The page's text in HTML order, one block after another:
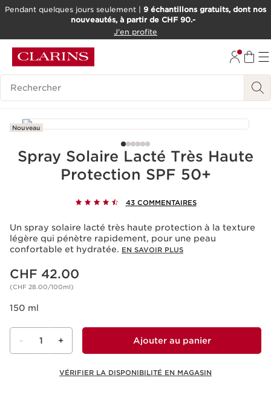
ALLER AU CONTENU
OUTIL D'ACCESSIBILITÉ
Pendant quelques jours seulement | 9 échantillons gratuits, dont nos
nouveautés, à partir de CHF 90.-
J'en profite
Historique des recherches
Nouveau
Spray Solaire Lacté Très Haute
Protection SPF 50+
43 COMMENTAIRES
Un spray solaire lacté très haute protection à la texture
légère qui pénètre rapidement, pour une peau
confortable et hydratée. EN SAVOIR PLUS
Nouveau prix CHF 42.00
CHF 42.00
(CHF 28.00/100ml)
150 ml
- 1 + Ajouter au panier
VÉRIFIER LA DISPONIBILITÉ EN MAGASIN